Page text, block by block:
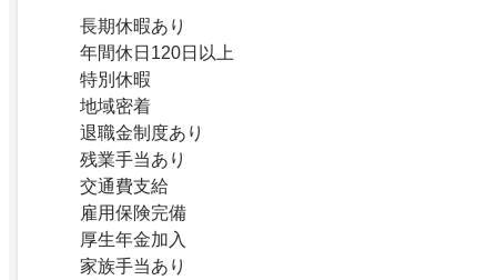
長期休暇あり
年間休日120日以上
特別休暇
地域密着
退職金制度あり
残業手当あり
交通費支給
雇用保険完備
厚生年金加入
家族手当あり